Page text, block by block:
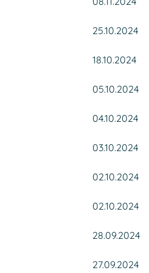
25.10.2024
18.10.2024
05.10.2024
04.10.2024
03.10.2024
02.10.2024
02.10.2024
28.09.2024
27.09.2024